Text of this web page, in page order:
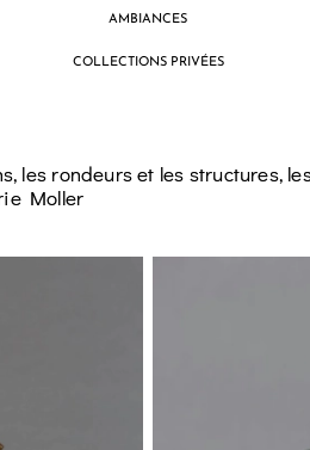
AMBIANCES
COLLECTIONS PRIVÉES
les rondeurs et les structures,
Moller